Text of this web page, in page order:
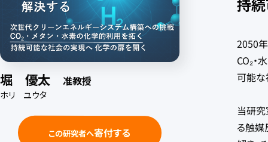
堀 優太 准教授
ホリ ユウタ
この研究者へ寄付する
持
2050
CO₂・
可能な
当研究
る触媒